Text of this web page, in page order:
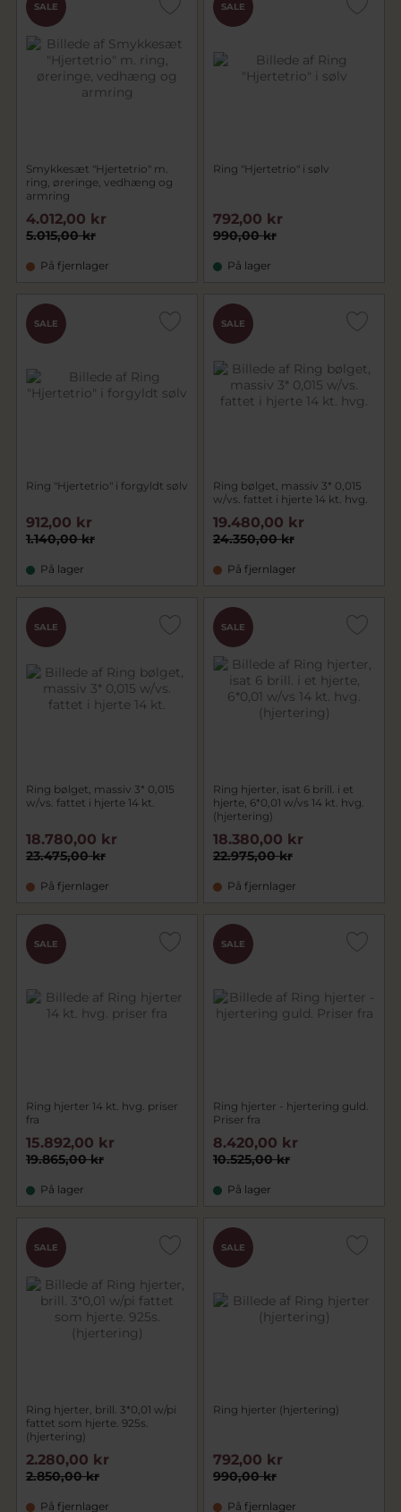
SALE
Smykkesæt "Hjertetrio" m.
ring, øreringe, vedhæng og
armring
5.015,00 kr
4.012,00 kr
På fjernlager
SALE
Ring "Hjertetrio" i sølv
990,00 kr
792,00 kr
På lager
SALE
Ring "Hjertetrio" i forgyldt sølv
1.140,00 kr
912,00 kr
På lager
SALE
Ring bølget, massiv 3* 0,015
w/vs. fattet i hjerte 14 kt. hvg.
24.350,00 kr
19.480,00 kr
På fjernlager
SALE
Ring bølget, massiv 3* 0,015
w/vs. fattet i hjerte 14 kt.
23.475,00 kr
18.780,00 kr
På fjernlager
SALE
Ring hjerter, isat 6 brill. i et
hjerte, 6*0,01 w/vs 14 kt. hvg.
(hjertering)
22.975,00 kr
18.380,00 kr
På fjernlager
SALE
Ring hjerter 14 kt. hvg. priser
fra
19.865,00 kr
15.892,00 kr
På lager
SALE
Ring hjerter - hjertering guld.
Priser fra
10.525,00 kr
8.420,00 kr
På lager
SALE
Ring hjerter, brill. 3*0,01 w/pi
fattet som hjerte. 925s.
(hjertering)
2.850,00 kr
2.280,00 kr
På fjernlager
SALE
Ring hjerter (hjertering)
990,00 kr
792,00 kr
På fjernlager